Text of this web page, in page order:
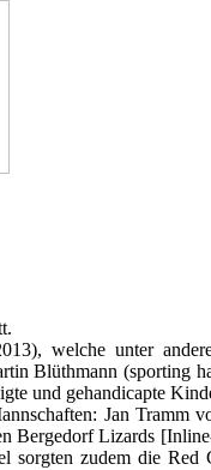
welche unter
Blüthmann (sporting
und gehandicapte
Jan
Lizards
zudem die